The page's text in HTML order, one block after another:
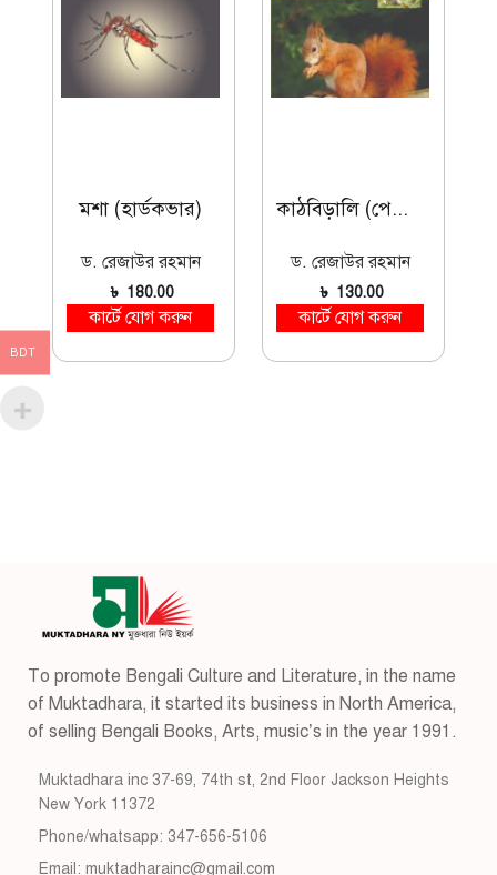
মশা (হার্ডকভার)
ড. রেজাউর রহমান
৳ 180.00
কার্টে যোগ করুন
কাঠবিড়ালি (পেপারব্যাক)
ড. রেজাউর রহমান
৳ 130.00
কার্টে যোগ করুন
To promote Bengali Culture and Literature, in the name
of Muktadhara, it started its business in North America,
of selling Bengali Books, Arts, music’s in the year 1991.
Muktadhara inc 37-69, 74th st, 2nd Floor Jackson Heights
New York 11372
Phone/whatsapp: 347-656-5106
Email: muktadharainc@gmail.com
BDT